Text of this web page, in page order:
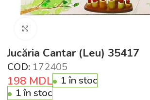
Jucăria Cantar (Leu) 35417
COD: 172405
198 MDL
1 în stoc
1 în stoc